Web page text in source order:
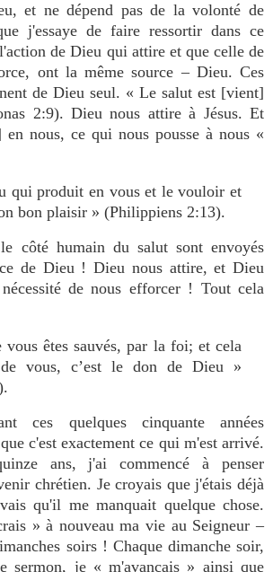
et ne dépend pas de la volonté de
j'essaye de faire ressortir dans ce
de Dieu qui attire et que celle de
ont la même source – Dieu. Ces
de Dieu seul. « Le salut est [vient]
2:9). Dieu nous attire à Jésus. Et
nous, ce qui nous pousse à nous «
qui produit en vous et le vouloir et
bon plaisir » (Philippiens 2:13).
côté humain du salut sont envoyés
de Dieu ! Dieu nous attire, et Dieu
de nous efforcer ! Tout cela
vous êtes sauvés, par la foi; et cela
vous, c’est le don de Dieu »
ces quelques cinquante années
c'est exactement ce qui m'est arrivé.
ans, j'ai commencé à penser
chrétien. Je croyais que j'étais déjà
qu'il me manquait quelque chose.
» à nouveau ma vie au Seigneur –
soirs ! Chaque dimanche soir,
sermon, je « m'avançais » ainsi que